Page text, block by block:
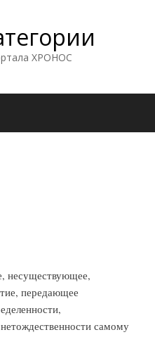
ХРОНОС
несуществующее,
передающее
самому